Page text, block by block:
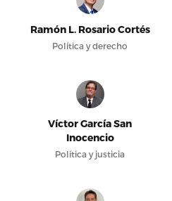
Ramón L. Rosario Cortés
Política y derecho
Víctor García San
Inocencio
Política y justicia